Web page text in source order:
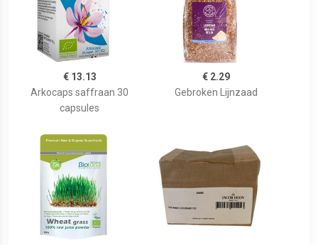
€ 13.13
Arkocaps saffraan 30
capsules
€ 2.29
Gebroken Lijnzaad